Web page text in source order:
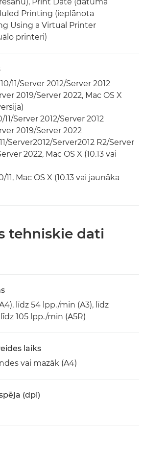
Printing (ieplānota
Using a Virtual Printer
printeri)
11/Server 2012/Server 2012
2019/Server 2022, Mac OS X
Server 2012/Server 2012
2019/Server 2022
Server2012/Server2012 R2/Server
2022, Mac OS X (10.13 vai
Mac OS X (10.13 vai jaunāka
tehniskie dati
līdz 54 lpp./min (A3), līdz
105 lpp./min (A5R)
laiks
vai mazāk (A4)
(dpi)